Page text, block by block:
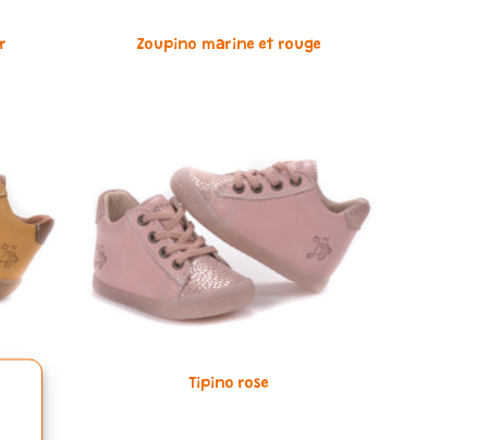
Zoupino marine et rouge
Tipino rose